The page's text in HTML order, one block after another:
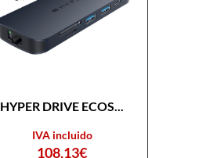
HYPER DRIVE ECOS...
108,13€
IVA incluido